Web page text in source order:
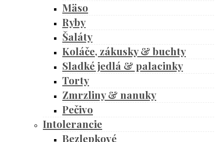
Mäso
Ryby
Šaláty
Koláče, zákusky & buchty
Sladké jedlá & palacinky
Torty
Zmrzliny & nanuky
Pečivo
Intolerancie
Bezlepkové